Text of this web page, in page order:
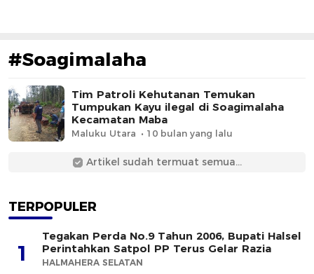
#Soagimalaha
Tim Patroli Kehutanan Temukan
Tumpukan Kayu ilegal di Soagimalaha
Kecamatan Maba
Maluku Utara 10 bulan yang lalu
Artikel sudah termuat semua...
TERPOPULER
1
Tegakan Perda No.9 Tahun 2006, Bupati Halsel
Perintahkan Satpol PP Terus Gelar Razia
HALMAHERA SELATAN